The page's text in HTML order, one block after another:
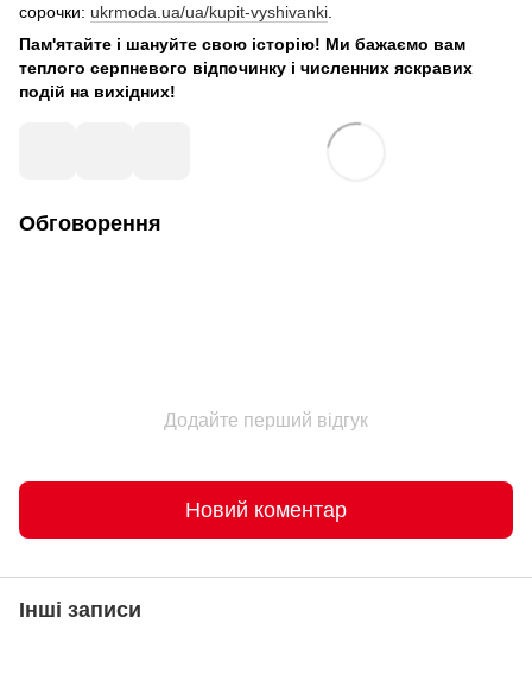
сорочки: ukrmoda.ua/ua/kupit-vyshivanki.
Пам'ятайте і шануйте свою історію! Ми бажаємо вам
теплого серпневого відпочинку і численних яскравих
подій на вихідних!
Обговорення
Додайте перший відгук
Новий коментар
Інші записи